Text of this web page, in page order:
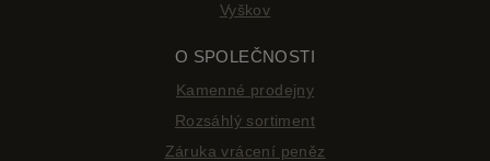
Vyškov
O SPOLEČNOSTI
Kamenné prodejny
Rozsáhlý sortiment
Záruka vrácení peněz